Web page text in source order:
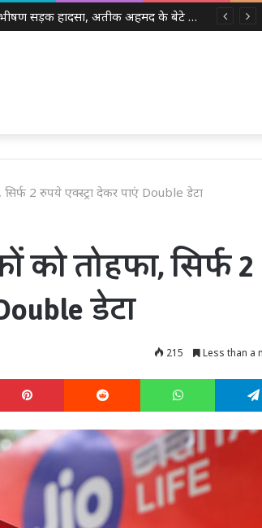
झांसी में भीषण सड़क हादसा, अतीक अहमद के बेटे अबान अहमद की मौत, एक साथी की भी गई जान
सिर्फ 2 रुपये एक्स्ट्रा देकर पाएं Double डेटा
को तोहफा, सिर्फ 2
डेटा
215 Less than a
Pinterest Reddit